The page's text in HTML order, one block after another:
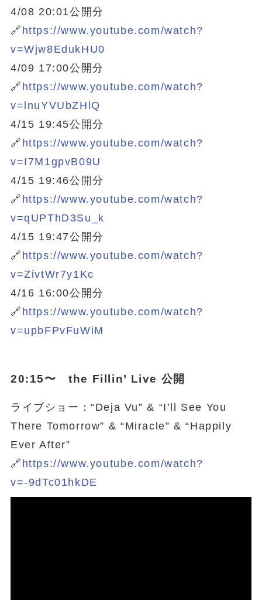
4/08 20:01公開分
🔗 https://www.youtube.com/watch?
v=Wjw8EdukHU0
4/09 17:00公開分
🔗 https://www.youtube.com/watch?
v=lnuYVUbZHlQ
4/15 19:45公開分
🔗 https://www.youtube.com/watch?
v=I7M1gpvB09U
4/15 19:46公開分
🔗 https://www.youtube.com/watch?
v=qUPThD3Su_k
4/15 19:47公開分
🔗 https://www.youtube.com/watch?
v=ZivtWr7y1Kc
4/16 16:00公開分
🔗 https://www.youtube.com/watch?
v=upbFPvFuWiM
20:15〜 the Fillin’ Live 公開
ライブショー：“Deja Vu” & “I’ll See You
There Tomorrow” & “Miracle” & “Happily
Ever After”
🔗 https://www.youtube.com/watch?
v=-9dTc01hkDE